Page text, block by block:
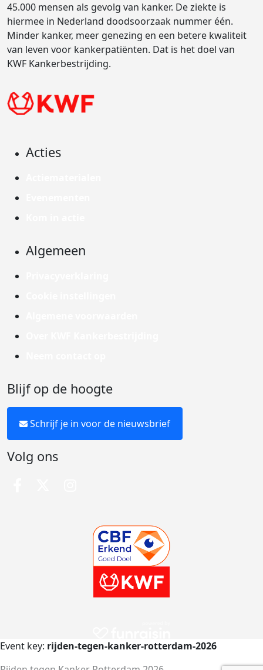
45.000 mensen als gevolg van kanker. De ziekte is
hiermee in Nederland doodsoorzaak nummer één.
Minder kanker, meer genezing en een betere kwaliteit
van leven voor kankerpatiënten. Dat is het doel van
KWF Kankerbestrijding.
Acties
Algemeen
Blijf op de hoogte
Schrijf je in voor de nieuwsbrief
Volg ons
Event key: rijden-tegen-kanker-rotterdam-2026